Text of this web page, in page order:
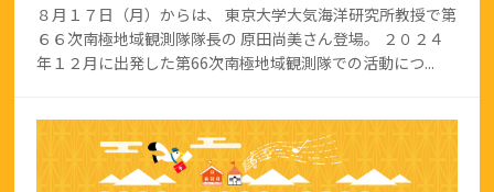
８月１７日（月）からは、 東京大学大気海洋研究所教授で第
６６次南極地域観測隊隊長の 原田尚美さん登場。 ２０２４
年１２月に出発した第66次南極地域観測隊での活動につ...